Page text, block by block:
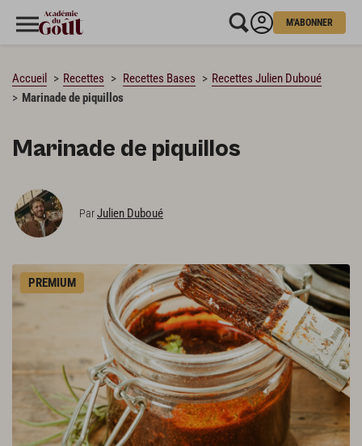
M'ABONNER
Accueil Recettes Recettes Bases
Recettes Julien Duboué
Marinade de piquillos
Marinade de piquillos
ParJulien Duboué
PREMIUM
CHARGEMENT…